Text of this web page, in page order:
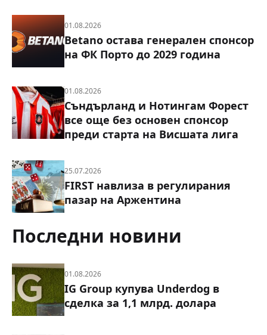
01.08.2026
Betano остава генерален спонсор
на ФК Порто до 2029 година
01.08.2026
Съндърланд и Нотингам Форест
все още без основен спонсор
преди старта на Висшата лига
25.07.2026
FIRST навлиза в регулирания
пазар на Аржентина
Последни новини
01.08.2026
IG Group купува Underdog в
сделка за 1,1 млрд. долара